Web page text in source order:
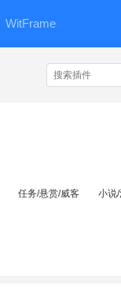
WitFrame
任务/悬赏/威客 小说